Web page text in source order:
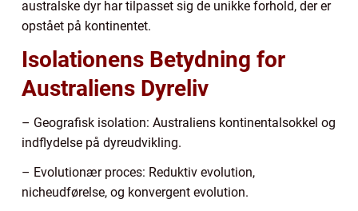
australske dyr har tilpasset sig de unikke forhold, der er
opstået på kontinentet.
Isolationens Betydning for
Australiens Dyreliv
– Geografisk isolation: Australiens kontinentalsokkel og
indflydelse på dyreudvikling.
– Evolutionær proces: Reduktiv evolution,
nicheudførelse, og konvergent evolution.